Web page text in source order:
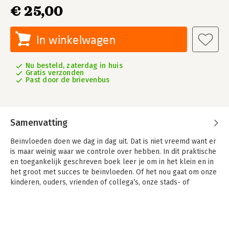
€ 25,00
In winkelwagen
Nu besteld, zaterdag in huis
Gratis verzonden
Past door de brievenbus
Samenvatting
Beïnvloeden doen we dag in dag uit. Dat is niet vreemd want er
is maar weinig waar we controle over hebben. In dit praktische
en toegankelijk geschreven boek leer je om in het klein en in
het groot met succes te beïnvloeden. Of het nou gaat om onze
kinderen, ouders, vrienden of collega’s, onze stads- of